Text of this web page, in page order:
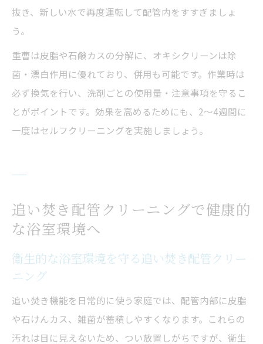
抜き、新しい水で再度運転して配管内をすすぎましょ
う。
重曹は皮脂や石鹸カスの分解に、オキシクリーンは除
菌・漂白作用に優れており、併用も可能です。作業時は
必ず換気を行い、洗剤ごとの使用量・注意事項を守るこ
とがポイントです。効果を高めるためにも、2～4週間に
一度はセルフクリーニングを実施しましょう。
追い焚き配管クリーニングで健康的
な浴室環境へ
衛生的な浴室環境を守る追い焚き配管クリー
ニング
追い焚き機能を日常的に使う家庭では、配管内部に皮脂
や石けんカス、雑菌が蓄積しやすくなります。これらの
汚れは目に見えないため、つい放置しがちですが、衛生